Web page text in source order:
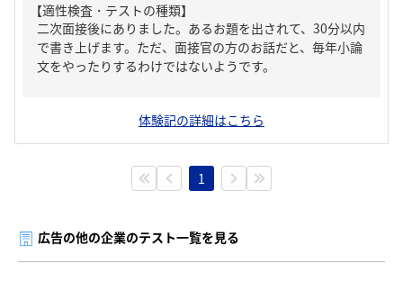
【適性検査・テストの種類】
二次面接後にありました。あるお題を出されて、30分以内
で書き上げます。ただ、面接官の方のお話だと、毎年小論
文をやったりするわけではないようです。
体験記の詳細はこちら
1
広告の他の企業のテスト一覧を見る